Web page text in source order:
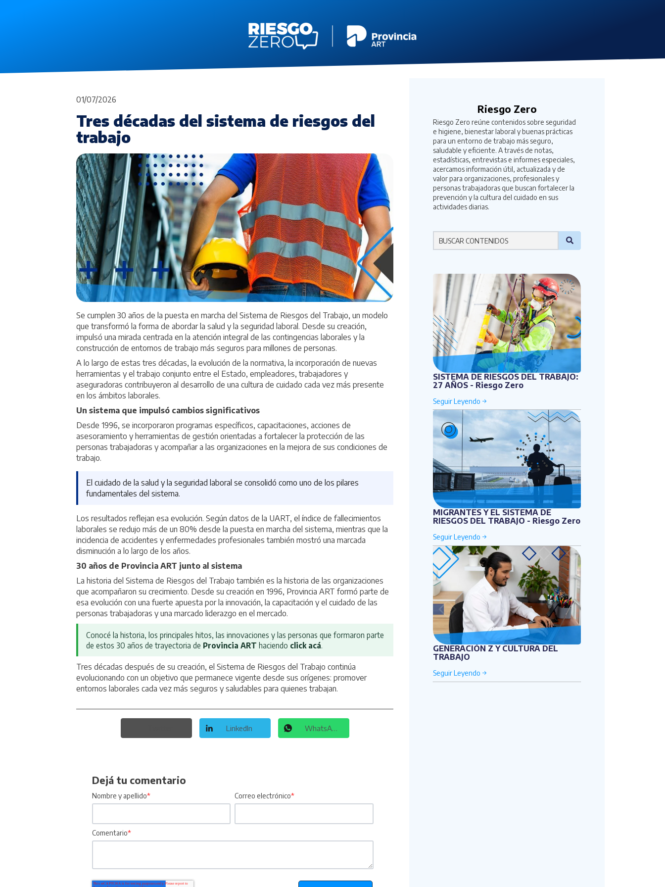
01/07/2026
Tres décadas del sistema de riesgos del
trabajo
Se cumplen 30 años de la puesta en marcha del Sistema de Riesgos del Trabajo, un modelo
que transformó la forma de abordar la salud y la seguridad laboral. Desde su creación,
impulsó una mirada centrada en la atención integral de las contingencias laborales y la
construcción de entornos de trabajo más seguros para millones de personas.
A lo largo de estas tres décadas, la evolución de la normativa, la incorporación de nuevas
herramientas y el trabajo conjunto entre el Estado, empleadores, trabajadores y
aseguradoras contribuyeron al desarrollo de una cultura de cuidado cada vez más presente
en los ámbitos laborales.
Un sistema que impulsó cambios significativos
Desde 1996, se incorporaron programas específicos, capacitaciones, acciones de
asesoramiento y herramientas de gestión orientadas a fortalecer la protección de las
personas trabajadoras y acompañar a las organizaciones en la mejora de sus condiciones de
trabajo.
El cuidado de la salud y la seguridad laboral se consolidó como uno de los pilares
fundamentales del sistema.
Los resultados reflejan esa evolución. Según datos de la UART, el índice de fallecimientos
laborales se redujo más de un 80% desde la puesta en marcha del sistema, mientras que la
incidencia de accidentes y enfermedades profesionales también mostró una marcada
disminución a lo largo de los años.
30 años de Provincia ART junto al sistema
La historia del Sistema de Riesgos del Trabajo también es la historia de las organizaciones
que acompañaron su crecimiento. Desde su creación en 1996, Provincia ART formó parte de
esa evolución con una fuerte apuesta por la innovación, la capacitación y el cuidado de las
personas trabajadoras y una marcado liderazgo en el mercado.
Conocé la historia, los principales hitos, las innovaciones y las personas que formaron parte
de estos 30 años de trayectoria de Provincia ART haciendo click acá.
Tres décadas después de su creación, el Sistema de Riesgos del Trabajo continúa
evolucionando con un objetivo que permanece vigente desde sus orígenes: promover
entornos laborales cada vez más seguros y saludables para quienes trabajan.
LinkedIn
Dejá tu comentario
Nombre y apellido* Correo electrónico*
Comentario*
Riesgo Zero
Riesgo Zero reúne contenidos sobre seguridad
e higiene, bienestar laboral y buenas prácticas
para un entorno de trabajo más seguro,
saludable y eficiente. A través de notas,
estadísticas, entrevistas e informes especiales,
acercamos información útil, actualizada y de
valor para organizaciones, profesionales y
personas trabajadoras que buscan fortalecer la
prevención y la cultura del cuidado en sus
actividades diarias.
SISTEMA DE RIESGOS DEL TRABAJO:
27 AÑOS - Riesgo Zero
MIGRANTES Y EL SISTEMA DE
RIESGOS DEL TRABAJO - Riesgo Zero
GENERACIÓN Z Y CULTURA DEL
TRABAJO